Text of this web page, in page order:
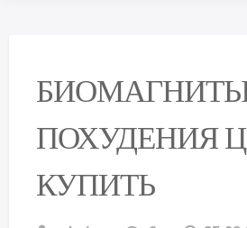
ПОХУДЕНИЯ
КУПИТЬ